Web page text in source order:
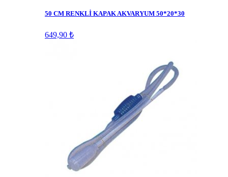
50 CM RENKLİ KAPAK AKVARYUM 50*20*30
649,90 ₺